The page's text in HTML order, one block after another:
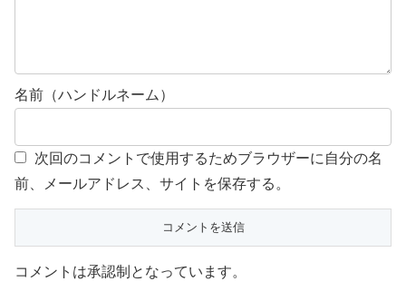
名前（ハンドルネーム）
次回のコメントで使用するためブラウザーに自分の名
前、メールアドレス、サイトを保存する。
コメントは承認制となっています。